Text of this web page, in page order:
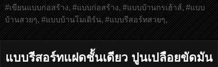
#เขียนแบบก่อสร้าง, #แบบก่อสร้าง, #แบบบ้านกรเฮ้าส์, #แบบ
บ้านสวยๆ, #แบบบ้านโมเดิร์น, #แบบรีสอร์ทสวยๆ,
แบบรีสอร์ทแฝดชั้นเดียว ปูนเปลือยขัดมัน